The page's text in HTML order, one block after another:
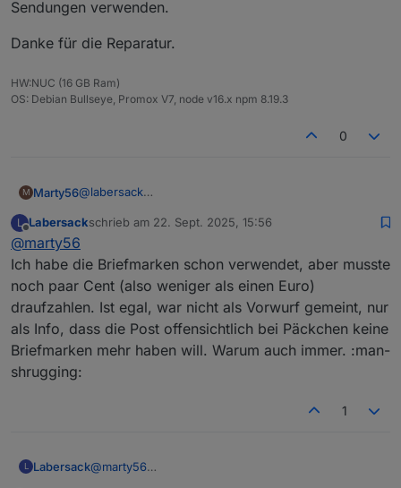
Sendungen verwenden.
Danke für die Reparatur.
HW:NUC (16 GB Ram)
OS: Debian Bullseye, Promox V7, node v16.x npm 8.19.3
0
M Marty56@labersack
als das Päckchen kostet.
Ich hoffe, Du kannst die Briefmarken für anderen
Sendungen verwenden.
Danke für die Reparatur.
L
Offline
Labersackschrieb am 22. Sept. 2025, 15:56
zuletzt editiert von
@marty56
Ich habe die Briefmarken schon verwendet, aber musste
noch paar Cent (also weniger als einen Euro)
draufzahlen. Ist egal, war nicht als Vorwurf gemeint, nur
als Info, dass die Post offensichtlich bei Päckchen keine
Briefmarken mehr haben will. Warum auch immer. :man-
shrugging:
1
L Labersack@marty56